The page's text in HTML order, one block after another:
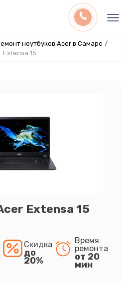
ноутбуков Acer в Самаре /
Extensa 15
Extensa 15
Скидка
до
20%
Время
ремонта
от 20
мин